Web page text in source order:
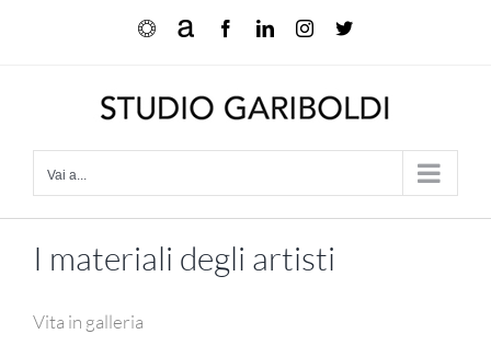
OculaArtnet FacebookLinkedInInstagram
X
Vai a...
I materiali degli artisti
Vita in galleria